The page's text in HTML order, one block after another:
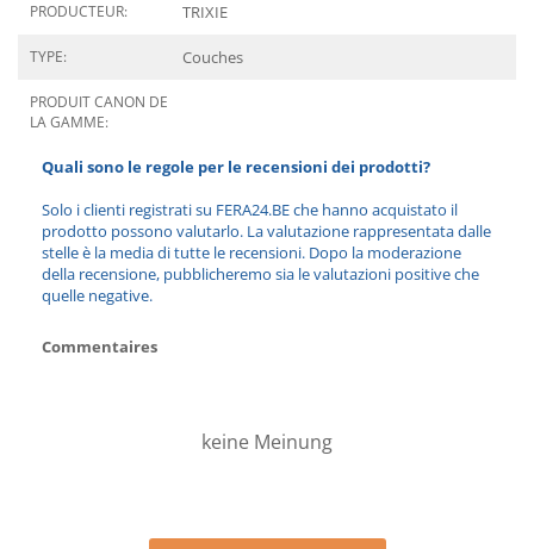
PRODUCTEUR: TRIXIE
TYPE: Couches
PRODUIT CANON DE
LA GAMME:
Quali sono le regole per le recensioni dei prodotti?
Solo i clienti registrati su FERA24.BE che hanno acquistato il
prodotto possono valutarlo. La valutazione rappresentata dalle
stelle è la media di tutte le recensioni. Dopo la moderazione
della recensione, pubblicheremo sia le valutazioni positive che
quelle negative.
Commentaires
keine Meinung